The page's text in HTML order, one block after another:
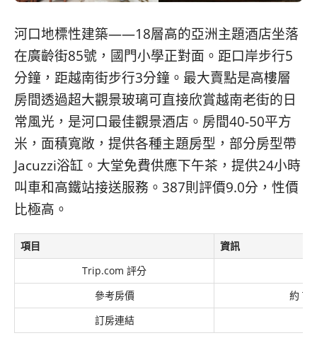
河口地標性建築——18層高的亞洲主題酒店坐落
在廣齡街85號，國門小學正對面。距口岸步行5
分鐘，距越南街步行3分鐘。最大賣點是高樓層
房間透過超大觀景玻璃可直接欣賞越南老街的日
常風光，是河口最佳觀景酒店。房間40-50平方
米，面積寬敞，提供各種主題房型，部分房型帶
Jacuzzi浴缸。大堂免費供應下午茶，提供24小時
叫車和高鐵站接送服務。387則評價9.0分，性價
比極高。
項目
資訊
Trip.com 評分
參考房價
約
訂房連結